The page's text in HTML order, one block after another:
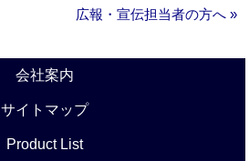
広報・宣伝担当者の方へ »
会社案内
サイトマップ
Product List